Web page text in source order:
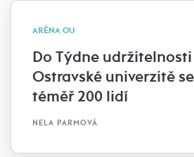
ARÉNA OU
Do Týdne
Ostravské univerzitě
téměř 200 lidí
NELA PARMOVÁ